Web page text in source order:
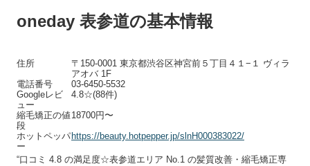
oneday 表参道の基本情報
住所
〒150-0001 東京都渋谷区神宮前５丁目４１−１ ヴィラ
アオバ 1F
電話番号
03-6450-5532
Googleレビ
ュー
4.8☆(88件)
縮毛矯正の値
段
18700円〜
ホットペッパ
ー
https://beauty.hotpepper.jp/slnH000383022/
“口コミ 4.8 の満足度☆表参道エリア No.1 の髪質改善・縮毛矯正専